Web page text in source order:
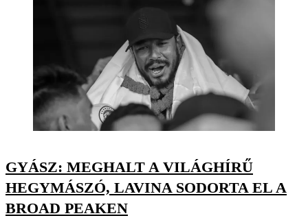
GYÁSZ: MEGHALT A VILÁGHÍRŰ
HEGYMÁSZÓ, LAVINA SODORTA EL A
BROAD PEAKEN